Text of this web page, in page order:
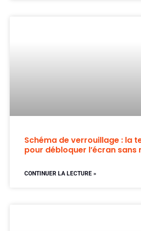
Schéma de verrouillage : la
pour débloquer l’écran sans
CONTINUER LA LECTURE »